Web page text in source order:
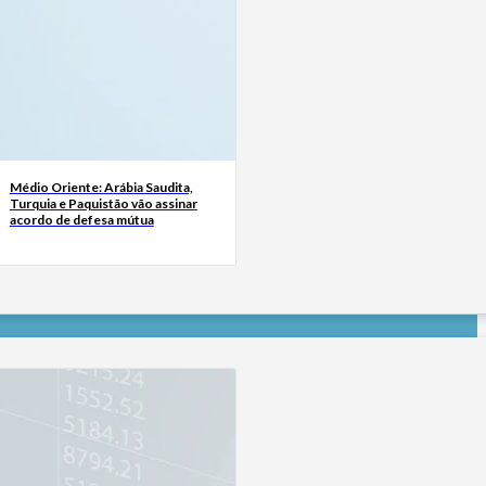
Médio Oriente: Arábia Saudita,
Turquia e Paquistão vão assinar
acordo de defesa mútua